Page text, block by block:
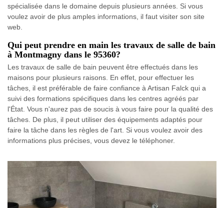
spécialisée dans le domaine depuis plusieurs années. Si vous
voulez avoir de plus amples informations, il faut visiter son site
web.
Qui peut prendre en main les travaux de salle de bain
à Montmagny dans le 95360?
Les travaux de salle de bain peuvent être effectués dans les
maisons pour plusieurs raisons. En effet, pour effectuer les
tâches, il est préférable de faire confiance à Artisan Falck qui a
suivi des formations spécifiques dans les centres agréés par
l'État. Vous n'aurez pas de soucis à vous faire pour la qualité des
tâches. De plus, il peut utiliser des équipements adaptés pour
faire la tâche dans les règles de l'art. Si vous voulez avoir des
informations plus précises, vous devez le téléphoner.